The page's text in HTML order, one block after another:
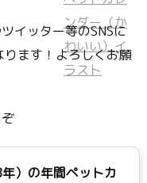
イッター等のSNSに
ます！よろしくお願
）の年間ペットカ